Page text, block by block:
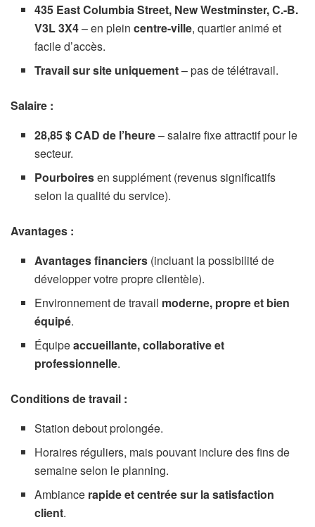
435 East Columbia Street, New Westminster, C.-B.
V3L 3X4– en pleincentre-ville, quartier animé et
facile d’accès.
Travail sur site uniquement– pas de télétravail.
Salaire :
28,85 $ CAD de l’heure– salaire fixe attractif pour le
secteur.
Pourboiresen supplément (revenus significatifs
selon la qualité du service).
Avantages :
Avantages financiers (incluant la possibilité de
développer votre propre clientèle).
Environnement de travail moderne, propre et bien
équipé.
Équipeaccueillante, collaborative et
professionnelle.
Conditions de travail :
Station debout prolongée.
Horaires réguliers, mais pouvant inclure des fins de
semaine selon le planning.
Ambiance rapide et centrée sur la satisfaction
client.